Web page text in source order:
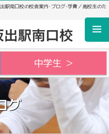
駅南口校の校舎案内･ブログ･学費／高校生のた
中学生 ＞
グ